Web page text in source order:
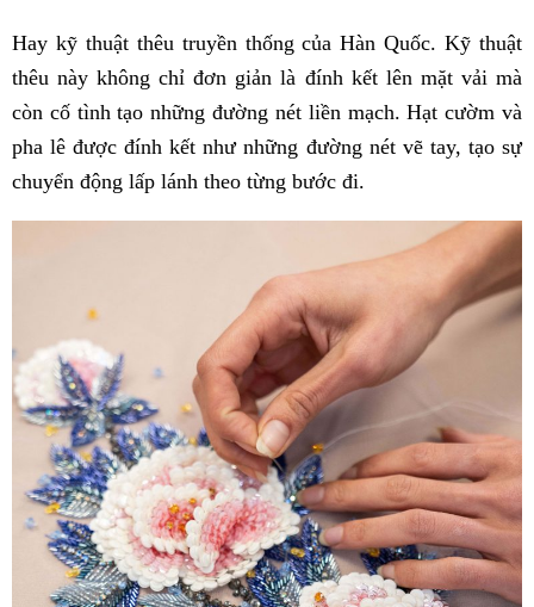
Hay kỹ thuật thêu truyền thống của Hàn Quốc. Kỹ thuật
thêu này không chỉ đơn giản là đính kết lên mặt vải mà
còn cố tình tạo những đường nét liền mạch. Hạt cườm và
pha lê được đính kết như những đường nét vẽ tay, tạo sự
chuyển động lấp lánh theo từng bước đi.